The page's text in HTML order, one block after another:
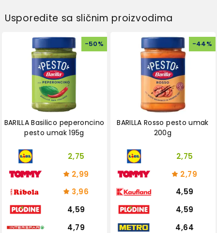
Usporedite sa sličnim proizvodima
-50%
BARILLA Basilico peperoncino
pesto umak 195g
2,75
2,99
3,96
4,59
4,79
-44%
BARILLA Rosso pesto umak
200g
2,75
2,79
4,59
4,59
4,64